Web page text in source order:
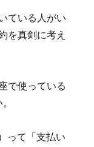
ている人がい
を真剣に考え
で使っている
って「支払い